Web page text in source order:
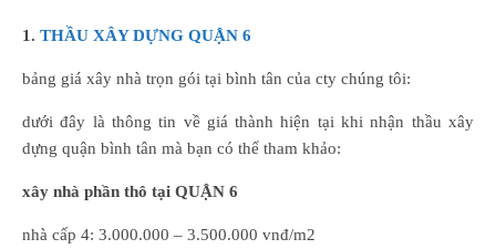
THẦU XÂY DỰNG QUẬN 6
bảng giá xây nhà trọn gói tại bình tân của cty chúng tôi:
dưới đây là thông tin về giá thành hiện tại khi nhận thầu xây
dựng quận bình tân mà bạn có thể tham khảo:
xây nhà phần thô tại QUẬN 6
nhà cấp 4: 3.000.000 – 3.500.000 vnđ/m2